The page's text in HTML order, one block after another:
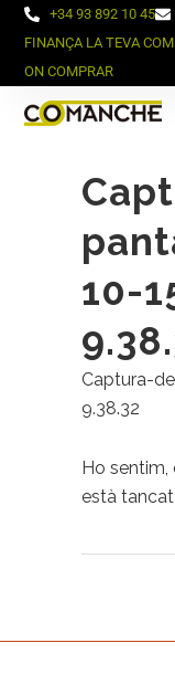
+34 93 892 10 45
FINANÇA LA TEVA
ON COMPRAR
10-
Captura-
9.38.32
Ho sentim,
està